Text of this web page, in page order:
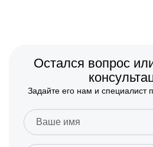
Остался вопрос
Задайте его нам и специалист